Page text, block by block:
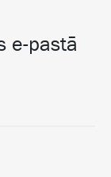
e-pastā